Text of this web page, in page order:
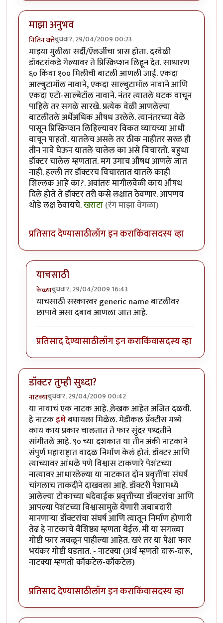
माझा अनुभव
नितिन थत्तेबुधवार, 29/04/2009 00:23
माझ्या मुलीला सर्दी/ऍलर्जीचा त्रास होता. दरवेळी
डॉक्टरांकडे गेल्यावर ते प्रिस्क्रिप्शन लिहून देत. साधारण
६० किंवा १०० मिलीची बाटली आणली जाई. एकदा
आल्बुटामॉल नावाने, एकदा साल्बुटामॉल नावाने आणि
एकदा एटो-साल्बेटॉल नावाने. नंतर त्यातले घटक वाचून
पाहिले तर सगळे सारखे. प्रत्येक वेळी आणलेल्या
बाटलीतले अर्धेअधिक औषध उरलेले. त्यानंतरच्या वेळे
पासून प्रिस्क्रिप्शन लिहिल्यावर विकत घ्यायच्या आधी
वाचून पाहतो. यातलेच असले तर ठीक नाहीतर सरळ ही
तीन नावे घेऊन यातले चालेल का असे विचारतो. बहुधा
डॉक्टर चालेल म्हणतात. मग उगाच औषध आणले जात
नाही. हल्ली तर डॉक्टरच विचारतात यातले काही
शिल्लक आहे का?. अवांतरः मागीलवेळी काय औषध
दिले होते ते डॉक्टर तरी कसे लक्षात ठेवणार. आपणच
थोडे लक्ष ठेवायचे.खराटा(रंग माझा वेगळा)
प्रतिसाद देण्यासाठीलॉग इन कराकिंवासदस्य व्हा
याचसाठी
केळ्याबुधवार, 29/04/2009 16:43
In reply toमाझा अनुभवbyनितिन थत्ते
याचसाठी सरकारवर generic name बाटलीवर
छापावे असा दबाव आणला जात आहे.
प्रतिसाद देण्यासाठीलॉग इन कराकिंवासदस्य व्हा
डॉक्टर तुम्ही सुध्दा?
नाटक्याबुधवार, 29/04/2009 00:42
या नावाचं एक नाटक आहे. ले़खक आहेत अजित दळवी.
हे नाटकइथेबघायला मिळेल. मेडीकल प्रॅक्टीस मध्ये
काय काय प्रकार चालतात ते फार सुंदर पध्दतीने
सांगीतले आहे. ९० च्या दशकात या तीन अंकी नाटकाने
संपुर्ण महाराष्ट्रात वादळ निर्माण केलं होतं. डॉक्टर आणि
त्याच्यावर आंधळे पणे विश्वास टाकणारे पेशंटच्या
नात्यावर आधारलेल्या या नाटकात दोन प्रवृत्तींचा संघर्ष
चांगलाच ताकदीने दाखवला आहे. डॉक्टरी पेशामध्ये
आलेल्या टोकाच्या धंदेवाईक प्रवृत्तीच्या डॉक्टरांचा आणि
आपल्या पेशंटच्या विश्वासामुळे येणारी जबाबदारी
मानणार्‍या डॉक्टरांचा संघर्ष आणि त्यातून निर्माण होणारी
तेढ हे नाटकाचे वैशिष्ठ्य म्हणता येईल. मी या सगळ्या
गोष्टी फार जवळून पाहील्या आहेत. खरं तर या पेक्षा फार
भयंकर गोष्टी घडतात. - नाटक्या (अर्थ म्हणतो दारू-दारू,
नाटक्या म्हणतो कॉकटेल-कॉकटेल)
प्रतिसाद देण्यासाठीलॉग इन कराकिंवासदस्य व्हा